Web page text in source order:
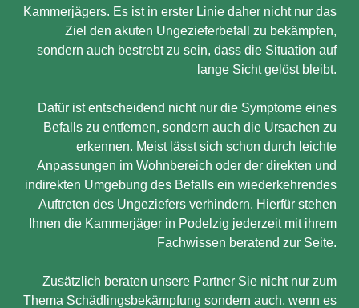
Kammerjägers. Es ist in erster Linie daher nicht nur das
Ziel den akuten Ungezieferbefall zu bekämpfen,
sondern auch bestrebt zu sein, dass die Situation auf
lange Sicht gelöst bleibt.
Dafür ist entscheidend nicht nur die Symptome eines
Befalls zu entfernen, sondern auch die Ursachen zu
erkennen. Meist lässt sich schon durch leichte
Anpassungen im Wohnbereich oder der direkten und
indirekten Umgebung des Befalls ein wiederkehrendes
Auftreten des Ungeziefers verhindern. Hierfür stehen
Ihnen die Kammerjäger in Podelzig jederzeit mit ihrem
Fachwissen beratend zur Seite.
Zusätzlich beraten unsere Partner Sie nicht nur zum
Thema Schädlingsbekämpfung sondern auch, wenn es